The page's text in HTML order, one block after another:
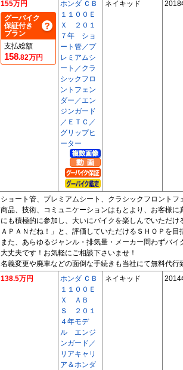
155万円
グーバイク
保証付き
プラン
支払総額
158.82万円
ホンダ ＣＢ
１１００Ｅ
Ｘ ２０１
７年 ショ
ート管／プ
レミアムシ
ート／クラ
シックフロ
ントフェン
ダー／エン
ジンガード
／ＥＴＣ／
グリップヒ
ーター
ネイキッド 2018
ショート管、プレミアムシート、クラシックフロント
商品、技術、コミュニケーションはもとより、お客様
にも積極的に参加し、大いにバイクを楽しんでいただ
ＡＰＡＮだね！」と、評価していただけるＳＨＯＰを目
また、あらゆるジャンル・排気量・メーカー問わずバ
大丈夫です！お気軽にご相談下さいませ！
名義変更や廃車などの面倒な手続きも当社にて無料代行
138.5万円
ホンダ ＣＢ
１１００Ｅ
Ｘ ＡＢ
Ｓ ２０１
４年モデ
ル エンジ
ンガード／
リアキャリ
ア＆ホンダ
ネイキッド 2014